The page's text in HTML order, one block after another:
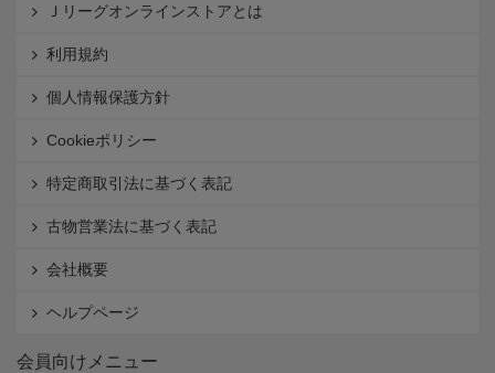
Ｊリーグオンラインストアとは
利用規約
個人情報保護方針
Cookieポリシー
特定商取引法に基づく表記
古物営業法に基づく表記
会社概要
ヘルプページ
会員向けメニュー